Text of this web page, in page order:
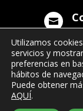

Utilizamos
servicios y
preferencias en
hábitos de
Puede obtener
AQUÍ.